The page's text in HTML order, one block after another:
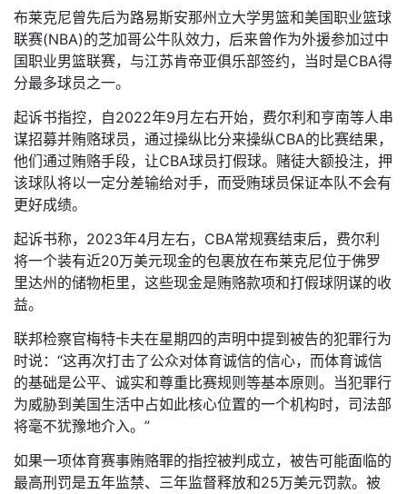
布莱克尼曾先后为路易斯安那州立大学男篮和美国职业篮球
联赛(NBA)的芝加哥公牛队效力，后来曾作为外援参加过中
国职业男篮联赛，与江苏肯帝亚俱乐部签约，当时是CBA得
分最多球员之一。
起诉书指控，自2022年9月左右开始，费尔利和亨南等人串
谋招募并贿赂球员，通过操纵比分来操纵CBA的比赛结果，
他们通过贿赂手段，让CBA球员打假球。赌徒大额投注，押
该球队将以一定分差输给对手，而受贿球员保证本队不会有
更好成绩。
起诉书称，2023年4月左右，CBA常规赛结束后，费尔利
将一个装有近20万美元现金的包裹放在布莱克尼位于佛罗
里达州的储物柜里，这些现金是贿赂款项和打假球阴谋的收
益。
联邦检察官梅特卡夫在星期四的声明中提到被告的犯罪行为
时说：“这再次打击了公众对体育诚信的信心，而体育诚信
的基础是公平、诚实和尊重比赛规则等基本原则。当犯罪行
为威胁到美国生活中占如此核心位置的一个机构时，司法部
将毫不犹豫地介入。”
如果一项体育赛事贿赂罪的指控被判成立，被告可能面临的
最高刑罚是五年监禁、三年监督释放和25万美元罚款。被